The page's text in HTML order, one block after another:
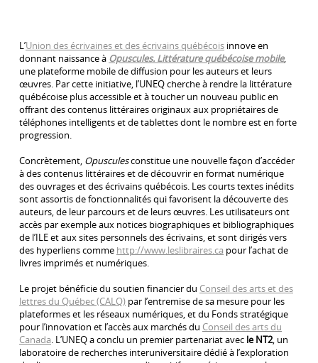
L’Union des écrivaines et des écrivains québécois innove en
donnant naissance à Opuscules. Littérature québécoise mobile,
une plateforme mobile de diffusion pour les auteurs et leurs
œuvres. Par cette initiative, l’UNEQ cherche à rendre la littérature
québécoise plus accessible et à toucher un nouveau public en
offrant des contenus littéraires originaux aux propriétaires de
téléphones intelligents et de tablettes dont le nombre est en forte
progression.
Concrètement, Opusculesconstitue une nouvelle façon d’accéder
à des contenus littéraires et de découvrir en format numérique
des ouvrages et des écrivains québécois. Les courts textes inédits
sont assortis de fonctionnalités qui favorisent la découverte des
auteurs, de leur parcours et de leurs œuvres. Les utilisateurs ont
accès par exemple aux notices biographiques et bibliographiques
de l’ILE et aux sites personnels des écrivains, et sont dirigés vers
des hyperliens comme http://www.leslibraires.ca pour l’achat de
livres imprimés et numériques.
Le projet bénéficie du soutien financier du Conseil des arts et des
lettres du Québec (CALQ) par l’entremise de sa mesure pour les
plateformes et les réseaux numériques, et du Fonds stratégique
pour l’innovation et l’accès aux marchés du Conseil des arts du
Canada. L’UNEQ a conclu un premier partenariat avec le NT2, un
laboratoire de recherches interuniversitaire dédié à l’exploration